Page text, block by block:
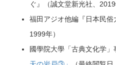
ぐ』（誠文堂新光社、2019
福田アジオ他編『日本民
1999年）
國學院大學「古典文化学」